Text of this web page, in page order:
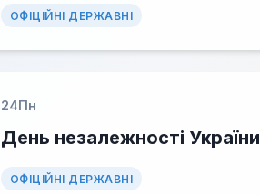
ОФІЦІЙНІ ДЕРЖАВНІ
24Пн
День незалежності України
ОФІЦІЙНІ ДЕРЖАВНІ